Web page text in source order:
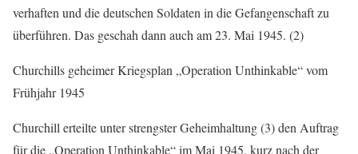
verhaften und die deutschen Soldaten in die Gefangenschaft zu
überführen. Das geschah dann auch am 23. Mai 1945. (2)
Churchills geheimer Kriegsplan „Operation Unthinkable“ vom
Frühjahr 1945
Churchill erteilte unter strengster Geheimhaltung (3) den Auftrag
für die „Operation Unthinkable“ im Mai 1945, kurz nach der